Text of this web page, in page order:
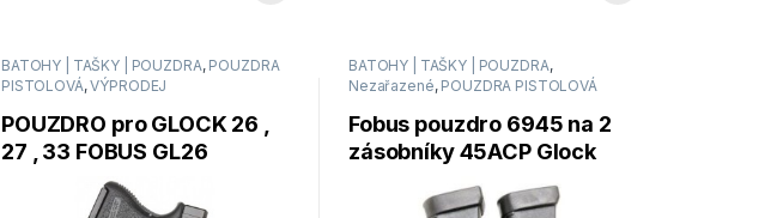
BATOHY | TAŠKY | POUZDRA, POUZDRA
PISTOLOVÁ,VÝPRODEJ
POUZDRO pro GLOCK 26 ,
27 , 33 FOBUS GL26
BATOHY | TAŠKY | POUZDRA,
Nezařazené, POUZDRA PISTOLOVÁ
Fobus pouzdro 6945 na 2
zásobníky 45ACP Glock